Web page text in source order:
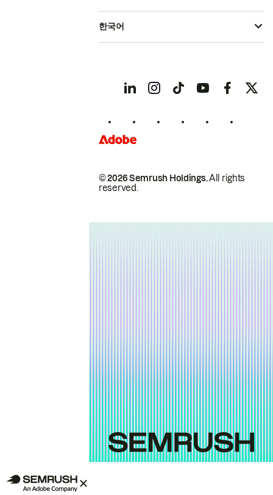
© 2026 Semrush Holdings.All rights
reserved.
한국어